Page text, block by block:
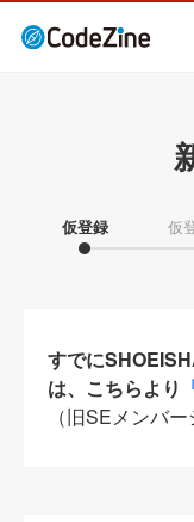
仮登録 仮
すでに
は、こちらより
（旧SEメンバ